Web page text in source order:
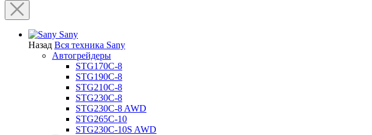
Sany
Назад Вся техника Sany
Автогрейдеры
STG170C-8
STG190C-8
STG210C-8
STG230C-8
STG230C-8 AWD
STG265C-10
STG230C-10S AWD